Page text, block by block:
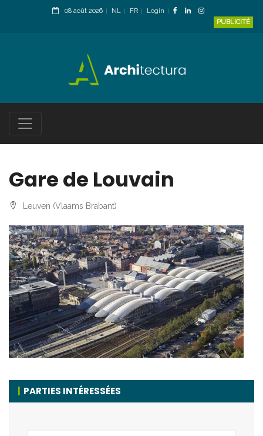
08 août 2026 NL FR
Login
PUBLICITÉ
Gare de Louvain
Leuven (Vlaams Brabant)
PARTIES INTÉRESSÉES